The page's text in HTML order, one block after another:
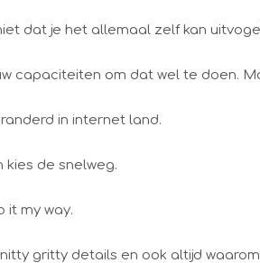
dat je het allemaal zelf kan
capaciteiten om dat wel te doen.
in internet land.
kies de snelweg.
it my way.
gritty details en ook altijd